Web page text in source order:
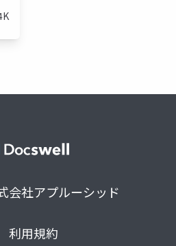
会社アプルーシッド
利用規約